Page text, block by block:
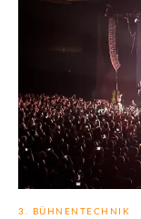
3. BÜHNENTECHNIK